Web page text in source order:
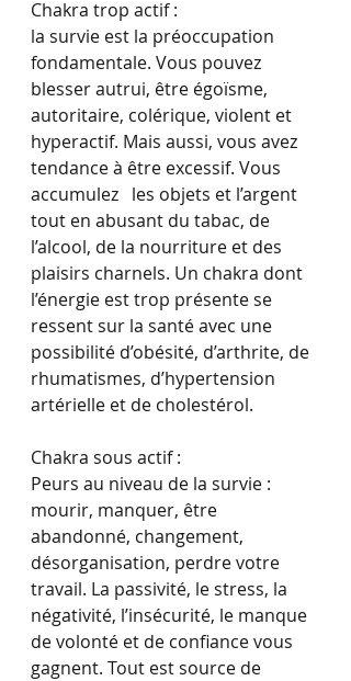
Chakra trop actif :
la survie est la préoccupation
fondamentale. Vous pouvez
blesser autrui, être égoïsme,
autoritaire, colérique, violent et
hyperactif. Mais aussi, vous avez
tendance à être excessif. Vous
accumulez   les objets et l’argent
tout en abusant du tabac, de
l’alcool, de la nourriture et des
plaisirs charnels. Un chakra dont
l’énergie est trop présente se
ressent sur la santé avec une
possibilité d’obésité, d’arthrite, de
rhumatismes, d’hypertension
artérielle et de cholestérol.
Chakra sous actif :
Peurs au niveau de la survie :
mourir, manquer, être
abandonné, changement,
désorganisation, perdre votre
travail. La passivité, le stress, la
négativité, l’insécurité, le manque
de volonté et de confiance vous
gagnent. Tout est source de